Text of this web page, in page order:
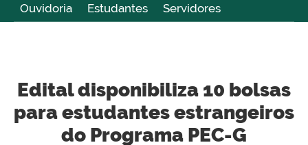
Ouvidoria
Estudantes Servidores
Edital disponibiliza 10 bolsas
para estudantes estrangeiros
do Programa PEC-G